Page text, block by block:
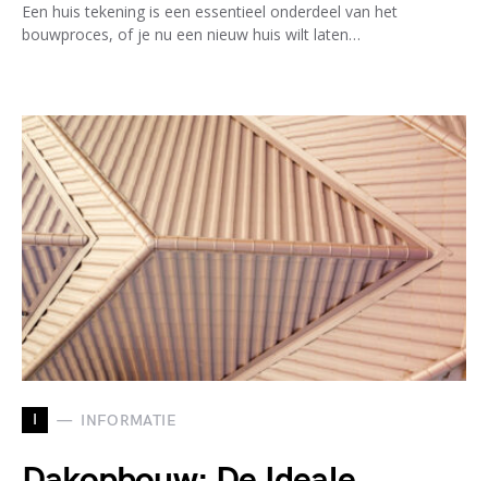
Een huis tekening is een essentieel onderdeel van het
bouwproces, of je nu een nieuw huis wilt laten…
I INFORMATIE